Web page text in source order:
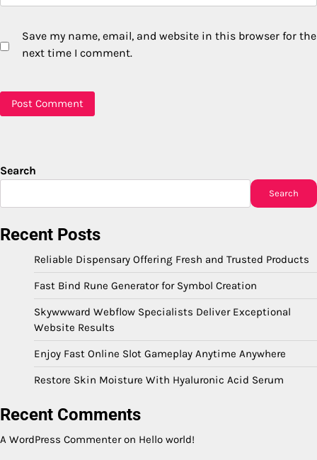
Save my name, email, and website in this browser for the
next time I comment.
Search
Search
Recent Posts
Reliable Dispensary Offering Fresh and Trusted Products
Fast Bind Rune Generator for Symbol Creation
Skywwward Webflow Specialists Deliver Exceptional
Website Results
Enjoy Fast Online Slot Gameplay Anytime Anywhere
Restore Skin Moisture With Hyaluronic Acid Serum
Recent Comments
A WordPress Commenteron Hello world!